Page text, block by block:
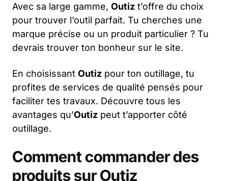
Avec sa large gamme, Outiz t’offre du choix
pour trouver l’outil parfait. Tu cherches une
marque précise ou un produit particulier ? Tu
devrais trouver ton bonheur sur le site.
En choisissant Outiz pour ton outillage, tu
profites de services de qualité pensés pour
faciliter tes travaux. Découvre tous les
avantages qu’Outiz peut t’apporter côté
outillage.
Comment commander des
produits sur Outiz